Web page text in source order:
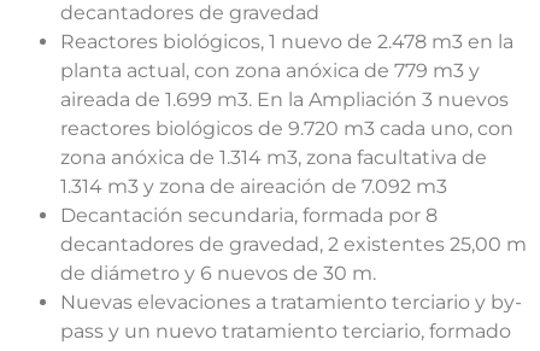
decantadores de gravedad
Reactores biológicos, 1 nuevo de 2.478 m3 en la
planta actual, con zona anóxica de 779 m3 y
aireada de 1.699 m3. En la Ampliación 3 nuevos
reactores biológicos de 9.720 m3 cada uno, con
zona anóxica de 1.314 m3, zona facultativa de
1.314 m3 y zona de aireación de 7.092 m3
Decantación secundaria, formada por 8
decantadores de gravedad, 2 existentes 25,00 m
de diámetro y 6 nuevos de 30 m.
Nuevas elevaciones a tratamiento terciario y by-
pass y un nuevo tratamiento terciario, formado